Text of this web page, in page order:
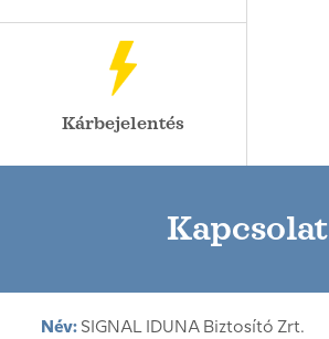
Kárbejelentés
Kapcsolat
Név: SIGNAL IDUNA Biztosító Zrt.